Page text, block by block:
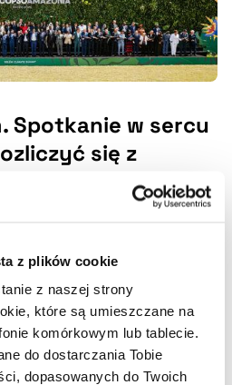
z plików cookie
z naszej strony
które są umieszczane na
komórkowym lub tablecie.
do dostarczania Tobie
dopasowanych do Twoich
Spotkanie w sercu
się z
brazylijskim mieście Belem
wymiar – po 33 latach